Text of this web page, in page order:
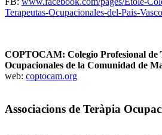
Terapeutas-Ocupacionales-del-Pais-
COPTOCAM: Colegio Profesional de
Ocupacionales de la Comunidad de
web: coptocam.org
Associacions de Teràpia